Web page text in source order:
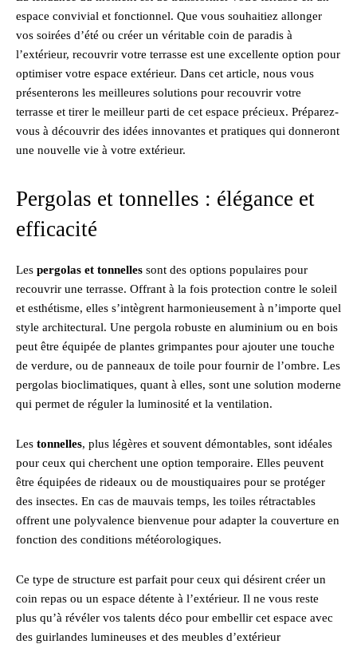
espace convivial et fonctionnel. Que vous souhaitiez allonger
vos soirées d’été ou créer un véritable coin de paradis à
l’extérieur, recouvrir votre terrasse est une excellente option pour
optimiser votre espace extérieur. Dans cet article, nous vous
présenterons les meilleures solutions pour recouvrir votre
terrasse et tirer le meilleur parti de cet espace précieux. Préparez-
vous à découvrir des idées innovantes et pratiques qui donneront
une nouvelle vie à votre extérieur.
Pergolas et tonnelles : élégance et
efficacité
Les pergolas et tonnelles sont des options populaires pour
recouvrir une terrasse. Offrant à la fois protection contre le soleil
et esthétisme, elles s’intègrent harmonieusement à n’importe quel
style architectural. Une pergola robuste en aluminium ou en bois
peut être équipée de plantes grimpantes pour ajouter une touche
de verdure, ou de panneaux de toile pour fournir de l’ombre. Les
pergolas bioclimatiques, quant à elles, sont une solution moderne
qui permet de réguler la luminosité et la ventilation.
Les tonnelles, plus légères et souvent démontables, sont idéales
pour ceux qui cherchent une option temporaire. Elles peuvent
être équipées de rideaux ou de moustiquaires pour se protéger
des insectes. En cas de mauvais temps, les toiles rétractables
offrent une polyvalence bienvenue pour adapter la couverture en
fonction des conditions météorologiques.
Ce type de structure est parfait pour ceux qui désirent créer un
coin repas ou un espace détente à l’extérieur. Il ne vous reste
plus qu’à révéler vos talents déco pour embellir cet espace avec
des guirlandes lumineuses et des meubles d’extérieur